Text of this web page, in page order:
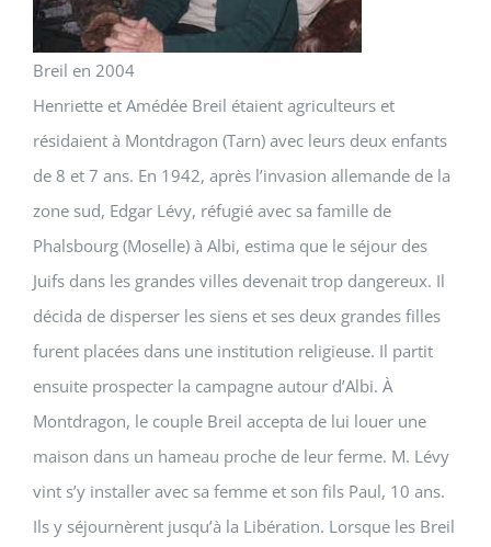
Breil en 2004
Henriette et Amédée Breil étaient agriculteurs et
résidaient à Montdragon (Tarn) avec leurs deux enfants
de 8 et 7 ans. En 1942, après l’invasion allemande de la
zone sud, Edgar Lévy, réfugié avec sa famille de
Phalsbourg (Moselle) à Albi, estima que le séjour des
Juifs dans les grandes villes devenait trop dangereux. Il
décida de disperser les siens et ses deux grandes filles
furent placées dans une institution religieuse. Il partit
ensuite prospecter la campagne autour d’Albi. À
Montdragon, le couple Breil accepta de lui louer une
maison dans un hameau proche de leur ferme. M. Lévy
vint s’y installer avec sa femme et son fils Paul, 10 ans.
Ils y séjournèrent jusqu’à la Libération. Lorsque les Breil